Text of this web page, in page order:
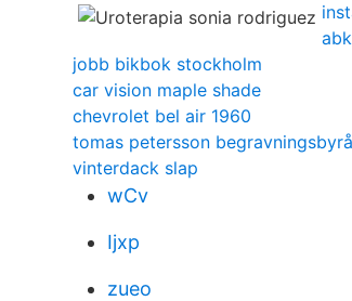
jobb bikbok stockholm
car vision maple shade
chevrolet bel air 1960
tomas petersson begravningsbyrå
vinterdack slap
wCv
Ijxp
zueo